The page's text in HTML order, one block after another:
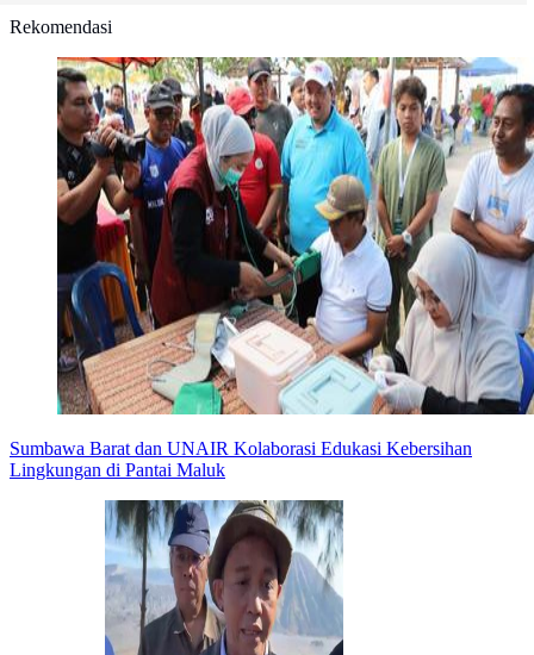
Rekomendasi
Sumbawa Barat dan UNAIR Kolaborasi Edukasi Kebersihan
Lingkungan di Pantai Maluk